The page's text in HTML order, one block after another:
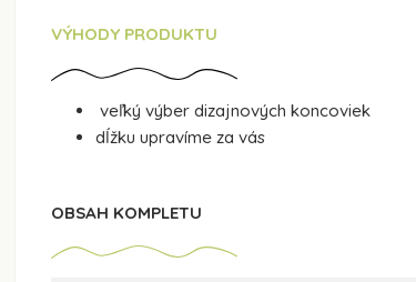
VÝHODY PRODUKTU
veľký výber dizajnových koncoviek
dĺžku upravíme za vás
OBSAH KOMPLETU